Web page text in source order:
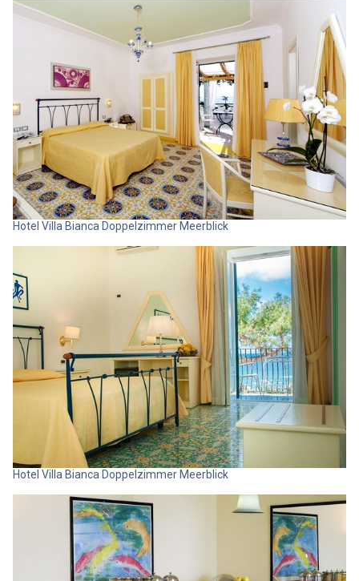
Hotel Villa Bianca Doppelzimmer Meerblick
Hotel Villa Bianca Doppelzimmer Meerblick